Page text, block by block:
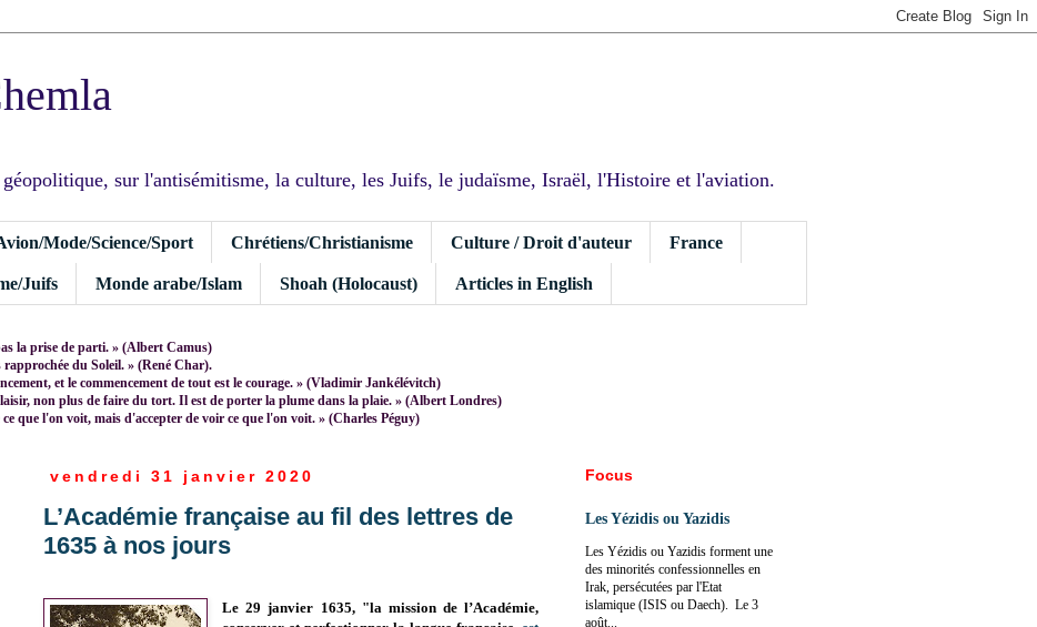
sur l'antisémitisme, la culture, les Juifs, le judaïsme, Israël, l'Histoire et l'aviation.
Mode/Science/Sport Chrétiens/Christianisme Culture / Droit d'auteur France
Juifs Monde arabe/Islam Shoah (Holocaust) Articles in English
la prise de parti. » (Albert Camus)
du Soleil. » (René Char).
et le commencement de tout est le courage. » (Vladimir Jankélévitch)
non plus de faire du tort. Il est de porter la plume dans la plaie. » (Albert Londres)
que l'on voit, mais d'accepter de voir ce que l'on voit. » (Charles Péguy)
vendredi 31 janvier 2020
L’Académie française au fil des lettres de
1635 à nos jours
Le 29 janvier 1635, "la mission de l’Académie,
Focus
Les Yézidis ou Yazidis
Les Yézidis ou Yazidis forment une
des minorités confessionnelles en
Irak, persécutées par l'Etat
islamique (ISIS ou Daech). Le 3
août...